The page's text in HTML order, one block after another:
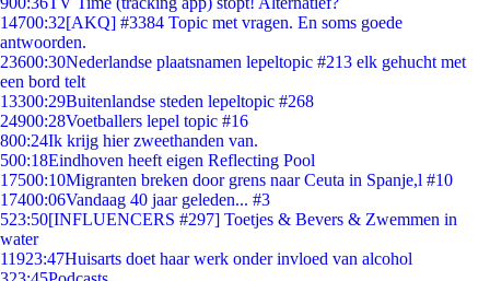
14700:32[AKQ] #3384 Topic met vragen. En soms goede
antwoorden.
23600:30Nederlandse plaatsnamen lepeltopic #213 elk gehucht met
een bord telt
13300:29Buitenlandse steden lepeltopic #268
24900:28Voetballers lepel topic #16
800:24Ik krijg hier zweethanden van.
500:18Eindhoven heeft eigen Reflecting Pool
17500:10Migranten breken door grens naar Ceuta in Spanje,l #10
17400:06Vandaag 40 jaar geleden... #3
523:50[INFLUENCERS #297] Toetjes & Bevers & Zwemmen in
water
11923:47Huisarts doet haar werk onder invloed van alcohol